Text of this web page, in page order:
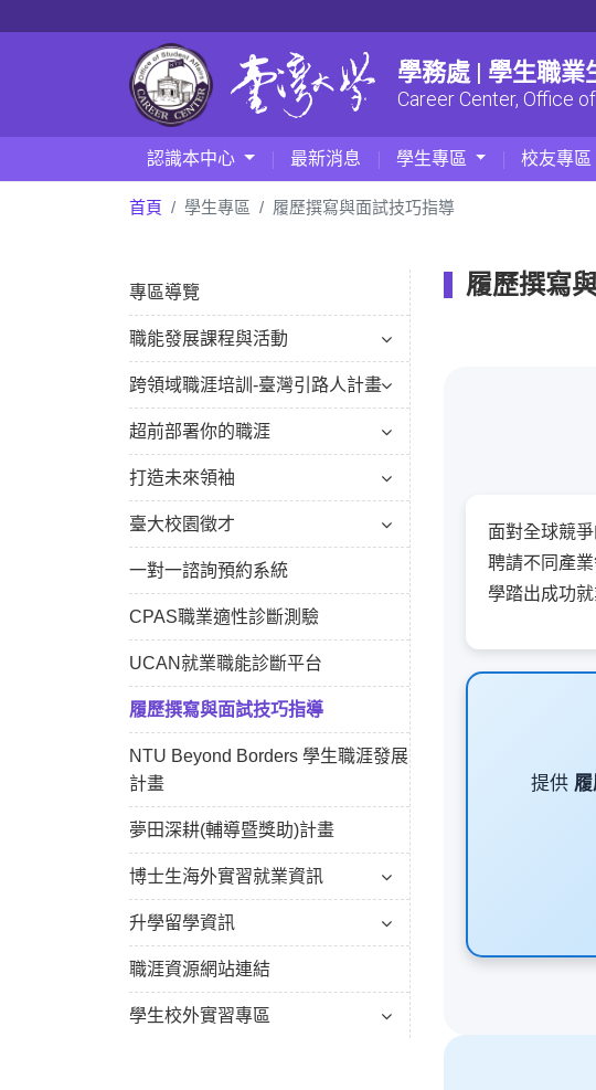
學務處 | 學生職業
Career Center, Office
認識本中心 最新消息 學生專區 校友專區
首頁 學生專區 履歷撰寫與面試技巧指導
專區導覽
職能發展課程與活動
跨領域職涯培訓-臺灣引路人計畫
超前部署你的職涯
打造未來領袖
臺大校園徵才
一對一諮詢預約系統
CPAS職業適性診斷測驗
UCAN就業職能診斷平台
履歷撰寫與面試技巧指導
NTU Beyond Borders 學生職涯發展
計畫
夢田深耕(輔導暨獎助)計畫
博士生海外實習就業資訊
升學留學資訊
職涯資源網站連結
學生校外實習專區
履歷撰寫
面對全球競
聘請不同產
學踏出成功
提供